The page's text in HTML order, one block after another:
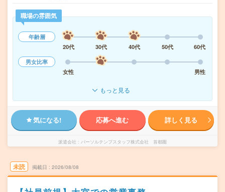
職場の雰囲気
年齢層
20代
30代 40代 50代
60代
男女比率
女性
男性
もっと見る
気になる! 応募へ進む 詳しく見る
派遣会社 パーソルテンプスタッフ株式会社 首都圏
未読 掲載日 2026/08/08